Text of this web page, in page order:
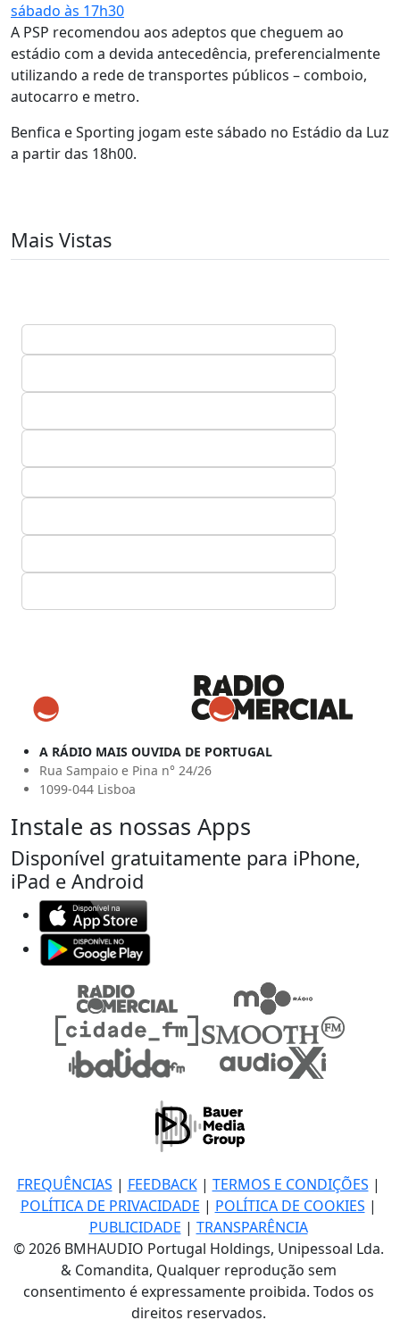
sábado às 17h30
A PSP recomendou aos adeptos que cheguem ao
estádio com a devida antecedência, preferencialmente
utilizando a rede de transportes públicos – comboio,
autocarro e metro.
Benfica e Sporting jogam este sábado no Estádio da Luz
a partir das 18h00.
Mais Vistas
A RÁDIO MAIS OUVIDA DE PORTUGAL
Rua Sampaio e Pina n° 24/26
1099-044 Lisboa
Instale as nossas Apps
Disponível gratuitamente para iPhone,
iPad e Android
FREQUÊNCIAS | FEEDBACK| TERMOS E CONDIÇÕES |
POLÍTICA DE PRIVACIDADE | POLÍTICA DE COOKIES |
PUBLICIDADE | TRANSPARÊNCIA
© 2026 BMHAUDIO Portugal Holdings, Unipessoal Lda.
& Comandita, Qualquer reprodução sem
consentimento é expressamente proibida. Todos os
direitos reservados.